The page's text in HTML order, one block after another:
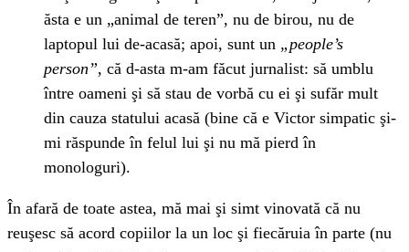
ăsta e un „animal de teren”, nu de birou, nu de
laptopul lui de-acasă; apoi, sunt un „people’s
person”, că d-asta m-am făcut jurnalist: să umblu
între oameni şi să stau de vorbă cu ei şi sufăr mult
din cauza statului acasă (bine că e Victor simpatic şi-
mi răspunde în felul lui şi nu mă pierd în
monologuri).
În afară de toate astea, mă mai şi simt vinovată că nu
reuşesc să acord copiilor la un loc şi fiecăruia în parte (nu